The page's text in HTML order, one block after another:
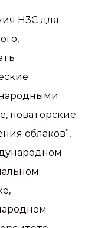
H3C для
новаторские
облаков”,